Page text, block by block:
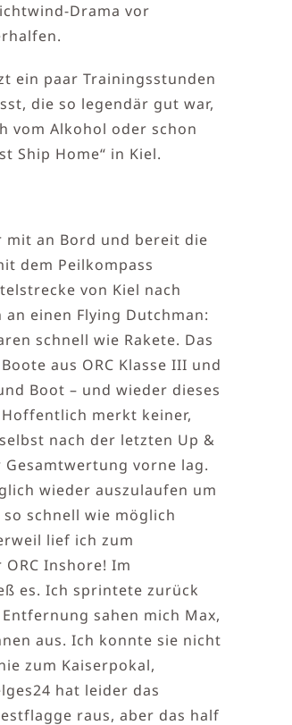
Drama vor
ein paar Trainingsstunden
die so legendär gut war,
vom Alkohol oder schon
Ship Home“ in Kiel.
mit an Bord und bereit die
dem Peilkompass
von Kiel nach
einen Flying Dutchman:
schnell wie Rakete. Das
aus ORC Klasse III und
Boot – und wieder dieses
merkt keiner,
nach der letzten Up &
vorne lag.
wieder auszulaufen um
schnell wie möglich
lief ich zum
Inshore! Im
es. Ich sprintete zurück
sahen mich Max,
aus. Ich konnte sie nicht
zum Kaiserpokal,
hat leider das
raus, aber das half